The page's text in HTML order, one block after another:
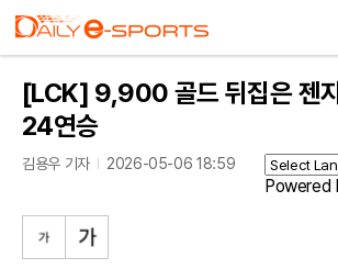
[LCK] 9,900 골드 뒤집은 젠
24연승
김용우 기자 2026-05-06 18:59
Powered